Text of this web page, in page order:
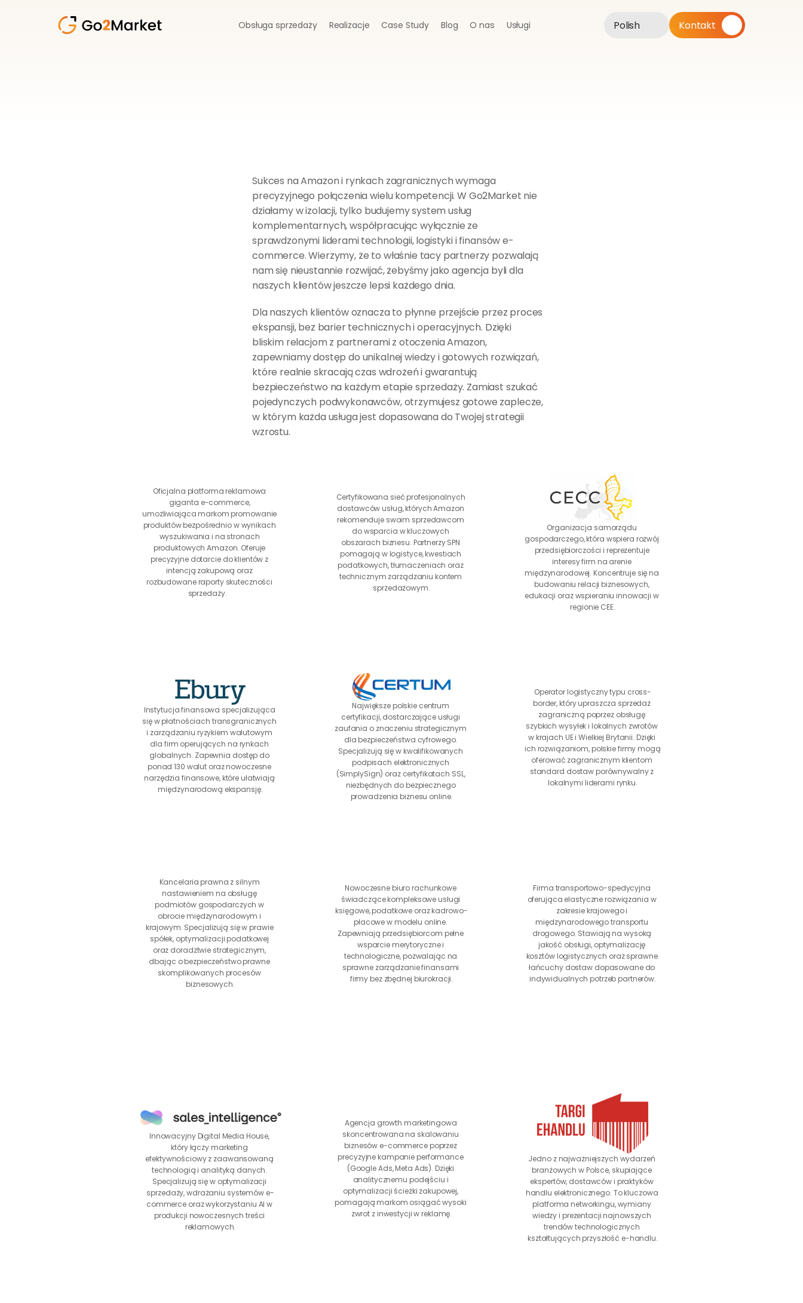
Obsługa sprzedaży Realizacje Case Study Blog O nas Usługi Polish Kontakt
Zobacz,zkim współpracujem
Sukces na Amazon i rynkach zagranicznych wymaga
precyzyjnego połączenia wielu kompetencji. W Go2Market nie
działamy w izolacji, tylko budujemy system usług
komplementarnych, współpracując wyłącznie ze
sprawdzonymi liderami technologii, logistyki i finansów e-
commerce. Wierzymy, że to właśnie tacy partnerzy pozwalają
nam się nieustannie rozwijać, żebyśmy jako agencja byli dla
naszych klientów jeszcze lepsi każdego dnia.
Dla naszych klientów oznacza to płynne przejście przez proces
ekspansji, bez barier technicznych i operacyjnych. Dzięki
bliskim relacjom z partnerami z otoczenia Amazon,
zapewniamy dostęp do unikalnej wiedzy i gotowych rozwiązań,
które realnie skracają czas wdrożeń i gwarantują
bezpieczeństwo na każdym etapie sprzedaży. Zamiast szukać
pojedynczych podwykonawców, otrzymujesz gotowe zaplecze,
w którym każda usługa jest dopasowana do Twojej strategii
wzrostu.
Oficjalna platforma reklamowa
giganta e-commerce,
umożliwiająca markom promowanie
produktów bezpośrednio w wynikach
wyszukiwania i na stronach
produktowych Amazon. Oferuje
precyzyjne dotarcie do klientów z
intencją zakupową oraz
rozbudowane raporty skuteczności
sprzedaży.
Certyfikowana sieć profesjonalnych
dostawców usług, których Amazon
rekomenduje swoim sprzedawcom
do wsparcia w kluczowych
obszarach biznesu. Partnerzy SPN
pomagają w logistyce, kwestiach
podatkowych, tłumaczeniach oraz
technicznym zarządzaniu kontem
sprzedażowym.
Organizacja samorządu
gospodarczego, która wspiera rozwój
przedsiębiorczości i reprezentuje
interesy firm na arenie
międzynarodowej. Koncentruje się na
budowaniu relacji biznesowych,
edukacji oraz wspieraniu innowacji w
regionie CEE.
Instytucja finansowa specjalizująca
się w płatnościach transgranicznych
i zarządzaniu ryzykiem walutowym
dla firm operujących na rynkach
globalnych. Zapewnia dostęp do
ponad 130 walut oraz nowoczesne
narzędzia finansowe, które ułatwiają
międzynarodową ekspansję.
Największe polskie centrum
certyfikacji, dostarczające usługi
zaufania o znaczeniu strategicznym
dla bezpieczeństwa cyfrowego.
Specjalizują się w kwalifikowanych
podpisach elektronicznych
(SimplySign) oraz certyfikatach SSL,
niezbędnych do bezpiecznego
prowadzenia biznesu online.
Operator logistyczny typu cross-
border, który upraszcza sprzedaż
zagraniczną poprzez obsługę
szybkich wysyłek i lokalnych zwrotów
w krajach UE i Wielkiej Brytanii. Dzięki
ich rozwiązaniom, polskie firmy mogą
oferować zagranicznym klientom
standard dostaw porównywalny z
lokalnymi liderami rynku.
Kancelaria prawna z silnym
nastawieniem na obsługę
podmiotów gospodarczych w
obrocie międzynarodowym i
krajowym. Specjalizują się w prawie
spółek, optymalizacji podatkowej
oraz doradztwie strategicznym,
dbając o bezpieczeństwo prawne
skomplikowanych procesów
biznesowych.
Nowoczesne biuro rachunkowe
świadczące kompleksowe usługi
księgowe, podatkowe oraz kadrowo-
płacowe w modelu online.
Zapewniają przedsiębiorcom pełne
wsparcie merytoryczne i
technologiczne, pozwalając na
sprawne zarządzanie finansami
firmy bez zbędnej biurokracji.
Firma transportowo-spedycyjna
oferująca elastyczne rozwiązania w
zakresie krajowego i
międzynarodowego transportu
drogowego. Stawiają na wysoką
jakość obsługi, optymalizację
kosztów logistycznych oraz sprawne
łańcuchy dostaw dopasowane do
indywidualnych potrzeb partnerów.
Innowacyjny Digital Media House,
który łączy marketing
efektywnościowy z zaawansowaną
technologią i analityką danych.
Specjalizują się w optymalizacji
sprzedaży, wdrażaniu systemów e-
commerce oraz wykorzystaniu AI w
produkcji nowoczesnych treści
reklamowych.
Agencja growth marketingowa
skoncentrowana na skalowaniu
biznesów e-commerce poprzez
precyzyjne kampanie performance
(Google Ads, Meta Ads). Dzięki
analitycznemu podejściu i
optymalizacji ścieżki zakupowej,
pomagają markom osiągać wysoki
zwrot z inwestycji w reklamę.
Jedno z najważniejszych wydarzeń
branżowych w Polsce, skupiające
ekspertów, dostawców i praktyków
handlu elektronicznego. To kluczowa
platforma networkingu, wymiany
wiedzy i prezentacji najnowszych
trendów technologicznych
kształtujących przyszłość e-handlu.